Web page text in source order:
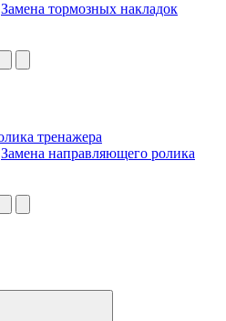
Замена тормозных накладок
Замена направляющего ролика